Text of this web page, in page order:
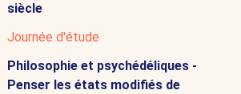
siècle
Journée d'étude
Philosophie et psychédéliques -
Penser les états modifiés de